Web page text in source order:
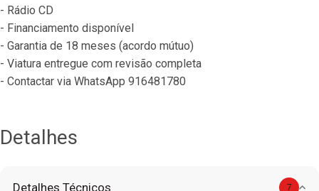
- Rádio CD
- Financiamento disponível
- Garantia de 18 meses (acordo mútuo)
- Viatura entregue com revisão completa
- Contactar via WhatsApp 916481780
Detalhes
Detalhes Técnicos 7